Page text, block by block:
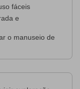
fáceis
e
o manuseio de